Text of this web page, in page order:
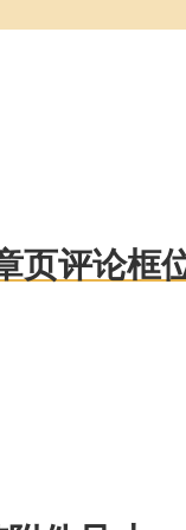
页评论框